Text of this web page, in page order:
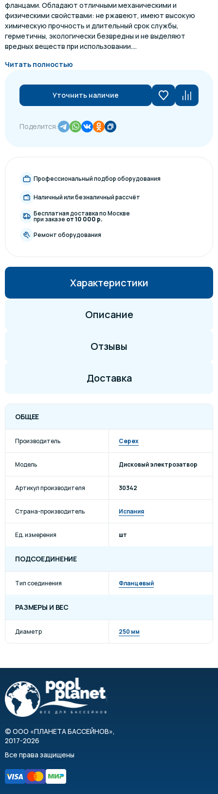
фланцами. Обладают отличными механическими и
физическими свойствами: не ржавеют, имеют высокую
химическую прочность и длительный срок службы,
герметичны, экологически безвредны и не выделяют
вредных веществ при использовании....
Читать полностью
Уточнить наличие
Поделится:
Профессиональный подбор оборудования
Наличный или безналичный рассчёт
Бесплатная доставка по Москве
при заказе от 10 000 р.
Ремонт оборудования
Характеристики
Описание
Отзывы
Доставка
ОБЩЕЕ
Производитель Cepex
Модель Дисковый электрозатвор
Артикул производителя 30342
Страна-производитель Испания
Ед. измерения шт
ПОДСОЕДИНЕНИЕ
Тип соединения Фланцевый
РАЗМЕРЫ И ВЕС
Диаметр 250 мм
© ООО «ПЛАНЕТА БАССЕЙНОВ»,
2017-2026
Все права защищены